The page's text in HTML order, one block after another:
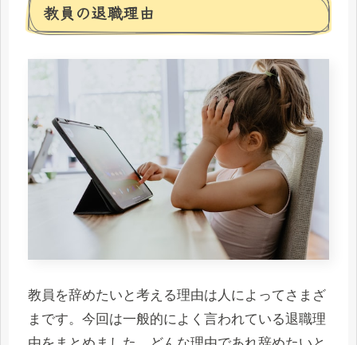
教員の退職理由
教員を辞めたいと考える理由は人によってさまざ
まです。今回は一般的によく言われている退職理